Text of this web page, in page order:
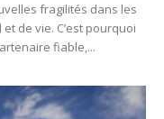
fragilités dans les
de vie. C’est pourquoi
fiable,...